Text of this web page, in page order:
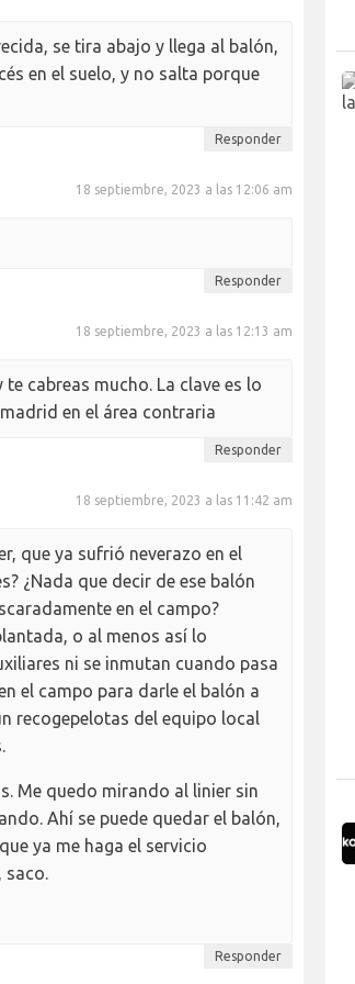
se tira abajo y llega al balón,
en el suelo, y no salta porque
Responder
18 septiembre, 2023 a las 12:06 am
Responder
18 septiembre, 2023 a las 12:13 am
cabreas mucho. La clave es lo
en el área contraria
Responder
18 septiembre, 2023 a las 11:42 am
que ya sufrió neverazo en el
¿Nada que decir de ese balón
en el campo?
o al menos así lo
ni se inmutan cuando pasa
el campo para darle el balón a
recogepelotas del equipo local
Me quedo mirando al linier sin
Ahí se puede quedar el balón,
ya me haga el servicio
saco.
Responder